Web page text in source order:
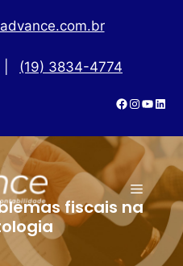
(19) 3834-4774
fiscais na